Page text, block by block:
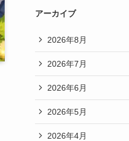
アーカイブ
2026年8月
2026年7月
2026年6月
2026年5月
2026年4月